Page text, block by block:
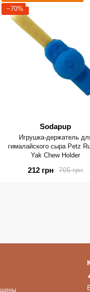
−70%
Sodapup
Игрушка-держатель
гималайского сыра Petz
Yak Chew Holder
705 грн
212 грн